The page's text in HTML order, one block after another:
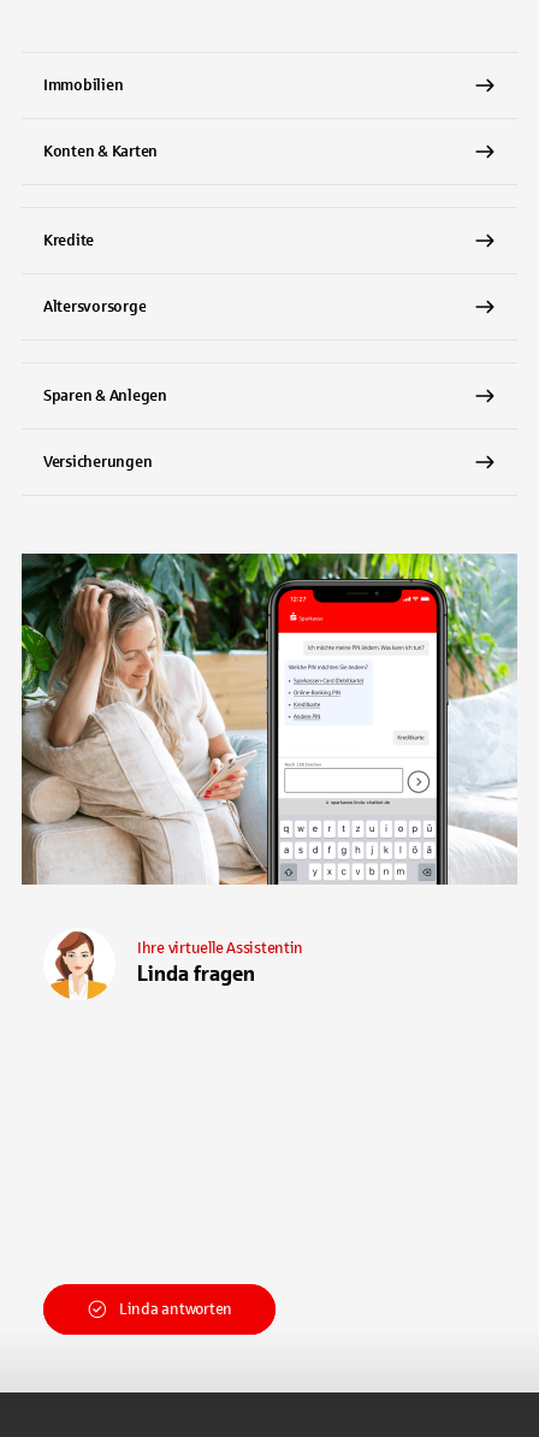
Immobilien
Konten & Karten
Kredite
Altersvorsorge
Sparen & Anlegen
Versicherungen
Linda fragen
Ihre virtuelle Assistentin
Linda antworten